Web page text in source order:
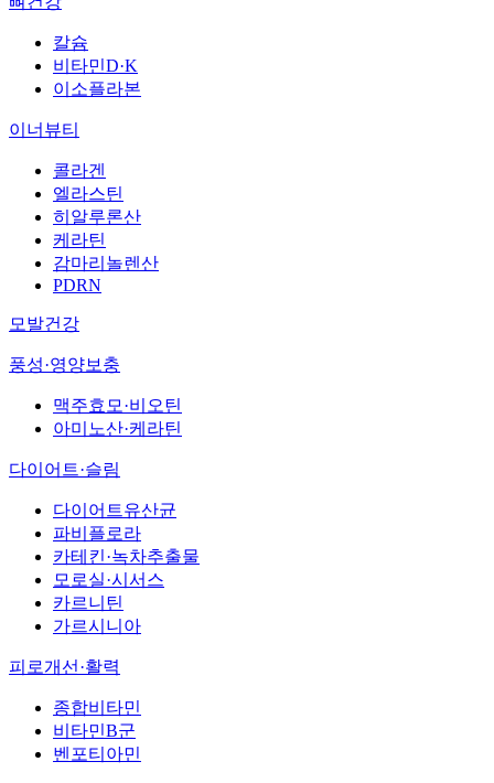
칼슘
비타민D·K
이소플라본
이너뷰티
콜라겐
엘라스틴
히알루론산
케라틴
감마리놀렌산
PDRN
모발건강
풍성·영양보충
맥주효모·비오틴
아미노산·케라틴
다이어트·슬림
다이어트유산균
파비플로라
카테킨·녹차추출물
모로실·시서스
카르니틴
가르시니아
피로개선·활력
종합비타민
비타민B군
벤포티아민